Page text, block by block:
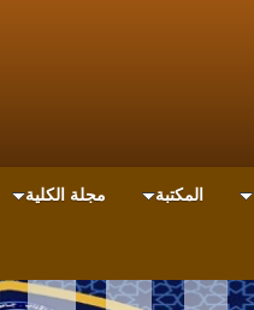
المكتبة مجلة الكلية